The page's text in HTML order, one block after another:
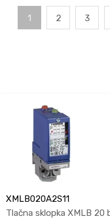
1 2 3
XMLB020A2S11
Tlačna sklopka XMLB 20